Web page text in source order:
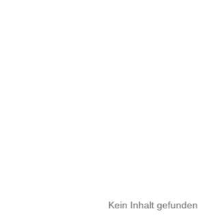
Kein Inhalt gefunden